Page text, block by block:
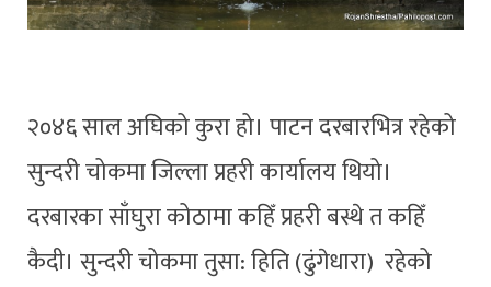
२०४६ साल अघिको कुरा हो। पाटन दरबारभित्र रहेको
सुन्दरी चोकमा जिल्ला प्रहरी कार्यालय थियो।
दरबारका साँघुरा कोठामा कहिँ प्रहरी बस्थे त कहिँ
कैदी। सुन्दरी चोकमा तुसा: हिति (ढुंगेधारा) रहेको